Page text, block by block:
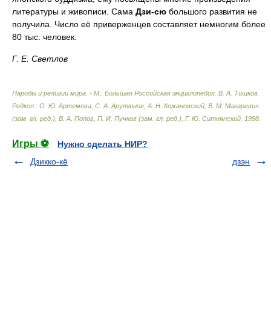
литературы и живописи. Сама Дзи-сю большого развития не
получила. Число её приверженцев составляет немногим более
80 тыс. человек.
Г. Е. Светлов
Народы и религии мира. - М.: Большая Российская энциклопедия В. А. Тишков.
Редкол.: О. Ю. Артемова, С. А. Арутюнов, А. Н. Кожановский, В. М. Макаревич
(зам. гл. ред.), В. А. Попов, П. И. Пучков (зам. гл. ред.), Г. Ю. Ситнянский 1998
Игры ⚽
Нужно сделать НИР?
Дзикко-кё
дзэн